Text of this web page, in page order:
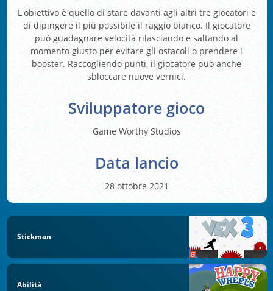
L'obiettivo è quello di stare davanti agli altri tre giocatori e
di dipingere il più possibile il raggio bianco. Il giocatore
può guadagnare velocità rilasciando e saltando al
momento giusto per evitare gli ostacoli o prendere i
booster. Raccogliendo punti, il giocatore può anche
sbloccare nuove vernici.
Sviluppatore gioco
Game Worthy Studios
Data lancio
28 ottobre 2021
Stickman
Abilità